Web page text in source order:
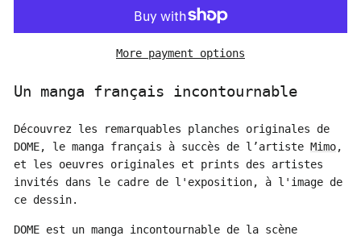
More payment options
Un manga français incontournable
Découvrez les remarquables planches originales de
DOME, le manga français à succès de l’artiste Mimo,
et les oeuvres originales et prints des artistes
invités dans le cadre de l'exposition, à l'image de
ce dessin.
DOME est un manga incontournable de la scène